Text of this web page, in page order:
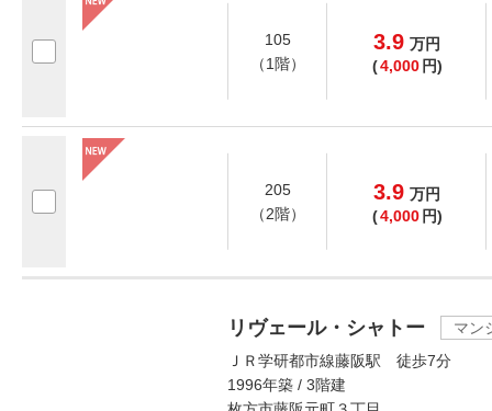
105
（1階）
3.9 万円
(4,000 円)
205
（2階）
3.9 万円
(4,000 円)
リヴェール・シャトー
マン
ＪＲ学研都市線藤阪駅 徒歩7分
1996年築 / 3階建